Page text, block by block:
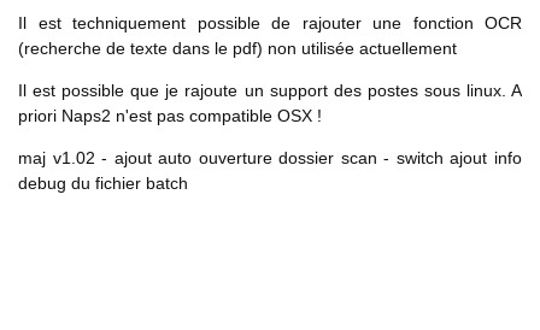
Il est techniquement possible de rajouter une fonction OCR
(recherche de texte dans le pdf) non utilisée actuellement
Il est possible que je rajoute un support des postes sous linux. A
priori Naps2 n'est pas compatible OSX !
maj v1.02 - ajout auto ouverture dossier scan - switch ajout info
debug du fichier batch